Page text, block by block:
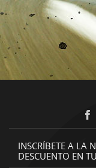
INSCRÍBETE A LA
DESCUENTO EN